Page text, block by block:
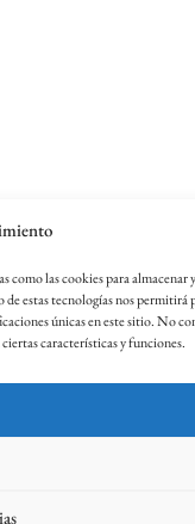
como las cookies para almacenar
estas tecnologías nos permitirá
únicas en este sitio. No
características y funciones.